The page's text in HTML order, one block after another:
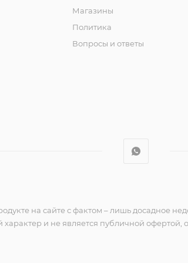
Магазины
Политика
Вопросы и ответы
на сайте с фактом – лишь досадное
и не является публичной